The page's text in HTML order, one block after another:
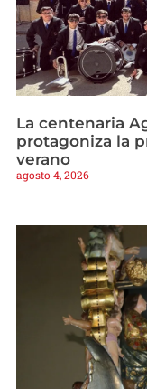
La centenaria
protagoniza la
verano
agosto 4, 2026